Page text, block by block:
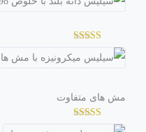
3.04از
2.98از
مش های متفاوت